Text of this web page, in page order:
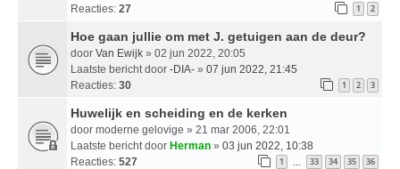
Reacties: 27 1 2
Hoe gaan jullie om met J. getuigen aan de deur?
door Van Ewijk » 02 jun 2022, 20:05
Laatste bericht door -DIA- » 07 jun 2022, 21:45
Reacties: 30 1 2 3
Huwelijk en scheiding en de kerken
door moderne gelovige » 21 mar 2006, 22:01
Laatste bericht door Herman » 03 jun 2022, 10:38
Reacties: 527 1 … 33 34 35 36